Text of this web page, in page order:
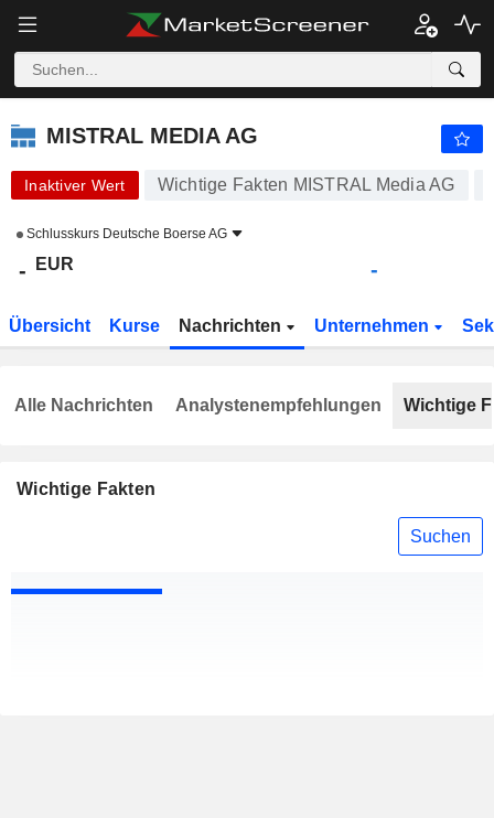
MISTRAL MEDIA AG
MISTRAL MEDIA AG
Inaktiver Wert Wichtige Fakten MISTRAL Media AG
Schlusskurs Deutsche Boerse AG
- EUR -
Übersicht Kurse Nachrichten Unternehmen
Wichtige Fakten
Suchen
Alle Nachrichten Analystenempfehlungen Wichtige